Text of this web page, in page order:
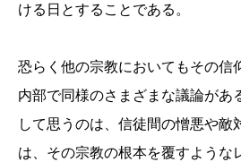
ける日とすることである。
恐らく他の宗教においてもその信
内部で同様のさまざまな議論があ
して思うのは、信徒間の憎悪や敵
は、その宗教の根本を覆すような